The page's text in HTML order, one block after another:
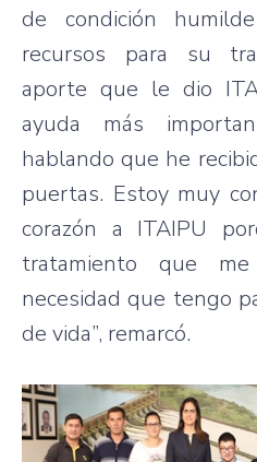
de condición
recursos para su
aporte que le dio
ayuda más
hablando que he
puertas. Estoy muy
corazón a ITAIPU
tratamiento que
necesidad que tengo
de vida”, remarcó.